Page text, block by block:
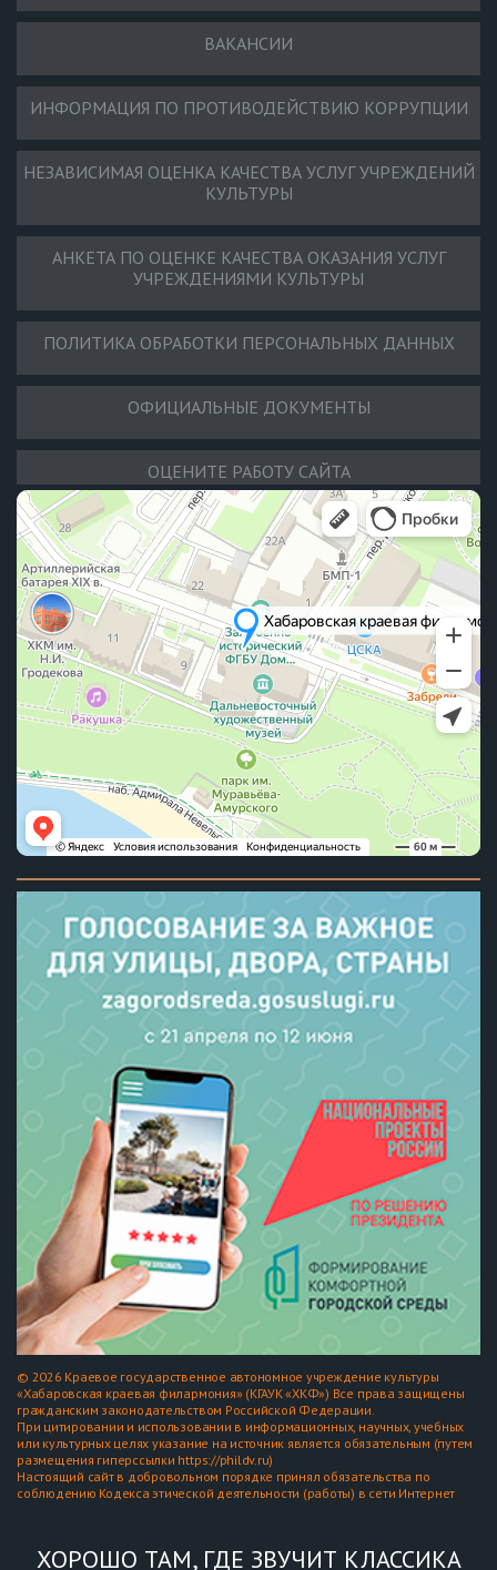
ВАКАНСИИ
ИНФОРМАЦИЯ ПО ПРОТИВОДЕЙСТВИЮ КОРРУПЦИИ
НЕЗАВИСИМАЯ ОЦЕНКА КАЧЕСТВА УСЛУГ УЧРЕЖДЕНИЙ
КУЛЬТУРЫ
АНКЕТА ПО ОЦЕНКЕ КАЧЕСТВА ОКАЗАНИЯ УСЛУГ
УЧРЕЖДЕНИЯМИ КУЛЬТУРЫ
ПОЛИТИКА ОБРАБОТКИ ПЕРСОНАЛЬНЫХ ДАННЫХ
ОФИЦИАЛЬНЫЕ ДОКУМЕНТЫ
ОЦЕНИТЕ РАБОТУ САЙТА
© 2026 Краевое государственное автономное учреждение культуры
«Хабаровская краевая филармония» (КГАУК «ХКФ») Все права защищены
гражданским законодательством Российской Федерации.
При цитировании и использовании в информационных, научных, учебных
или культурных целях указание на источник является обязательным (путем
размещения гиперссылки https://phildv.ru)
Настоящий сайт в добровольном порядке принял обязательства по
соблюдению Кодекса этической деятельности (работы) в сети Интернет
ХОРОШО ТАМ, ГДЕ ЗВУЧИТ КЛАССИКА